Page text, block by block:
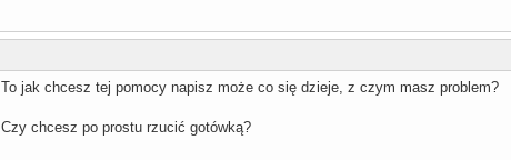
To jak chcesz tej pomocy napisz może co się dzieje, z czym masz problem?
Czy chcesz po prostu rzucić gotówką?